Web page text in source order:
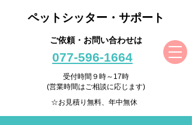
ペットシッター・サポート
ご依頼・お問い合わせは
077-596-1664
受付時間９時～17時
(営業時間はご相談に応じます)
☆お見積り無料、年中無休